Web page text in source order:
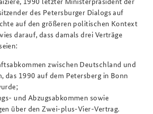
des Petersburger Dialogs auf
auf den größeren politischen Kontext
darauf, dass damals drei Verträge
zwischen Deutschland und
das 1990 auf dem Petersberg in Bonn
und Abzugsabkommen sowie
über den Zwei-plus-Vier-Vertrag.